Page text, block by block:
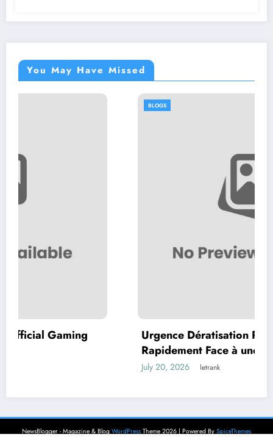
You May Have Missed
Urgence Dératisation Paris : Comment
Rapidement Face à une Infestation de
NewsBlogger - Magazine & Blog WordPress Theme 2026 | Powered By SpiceThemes